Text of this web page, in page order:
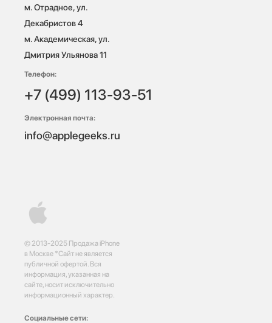
© 2013-2025 Продажа iPhone
в Москве *Сайт не является
публичной офертой. Вся
информация, указанная на
сайте, носит исключительно
информационный характер.
Социальные сети:
м. Отрадное, ул.
Декабристов 4
м. Академическая, ул.
Дмитрия Ульянова 11
Телефон:
+7 (499) 113-93-51
Электронная почта:
info@applegeeks.ru